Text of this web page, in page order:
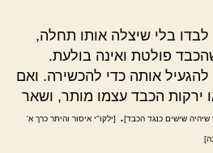
בלי שיצלה אותו תחלה,
פולטת ואינה בולעת.
להגעיל אותה כדי להכשירה. ואם
הכבד עצמו מותר, ושאר
שיהיה שישים כנגד הכבד]. [ילקו"י איסור והיתר כרך א'